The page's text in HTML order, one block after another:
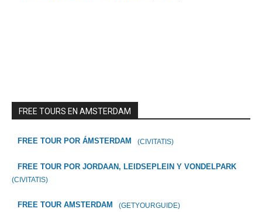
FREE TOURS EN AMSTERDAM
FREE TOUR POR ÁMSTERDAM (CIVITATIS)
FREE TOUR POR JORDAAN, LEIDSEPLEIN Y VONDELPARK
(CIVITATIS)
FREE TOUR AMSTERDAM (GETYOURGUIDE)